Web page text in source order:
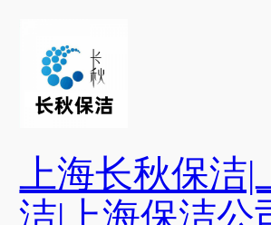
上海长秋保洁|